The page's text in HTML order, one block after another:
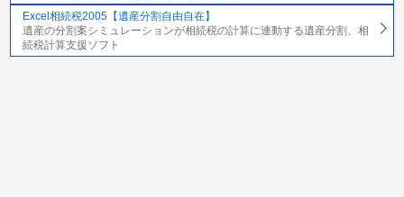
Excel相続税2005【遺産分割自由自在】
遺産の分割案シミュレーションが相続税の計算に連動する遺産分割、相
続税計算支援ソフト